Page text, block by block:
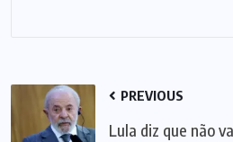
PREVIOUS
Lula diz que não